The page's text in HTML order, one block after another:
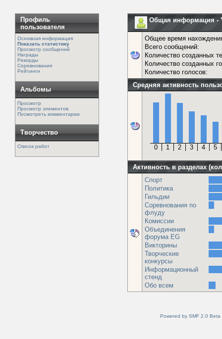
Профиль
пользователя
Основная информация
Показать статистику
Просмотр сообщений
Награды
Рекорды
Соревнования
Рейтинги
Альбомы
Просмотр
Просмотр элементов
Посмотреть комментарии
Творчество
Список работ
Общая информация -
Общее время
Всего сообщений:
Количество созданных
Количество созданных
Количество голосов:
Средняя активность
0 1 2 3 4 5
Активность в разделах
Спорт
Политика
Гильдии
Соревнования по
флуду
Комиссии
Объединения
форума EG
Викторины
Творческие
конкурсы
Информационный
стенд
Обо всем
Powered by SMF 2.0 Beta